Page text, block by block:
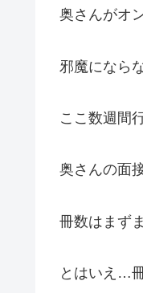
奥さんがオ
邪魔になら
ここ数週間
奥さんの面
冊数はまず
とはいえ…